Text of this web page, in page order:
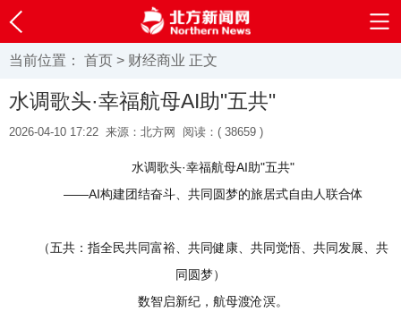
当前位置： 首页 > 财经商业 正文
水调歌头·幸福航母AI助"五共"
2026-04-10 17:22 来源：北方网 阅读：( 38659 )
水调歌头·幸福航母AI助"五共"
——AI构建团结奋斗、共同圆梦的旅居式自由人联合体
（五共：指全民共同富裕、共同健康、共同觉悟、共同发展、共
同圆梦）
数智启新纪，航母渡沧溟。